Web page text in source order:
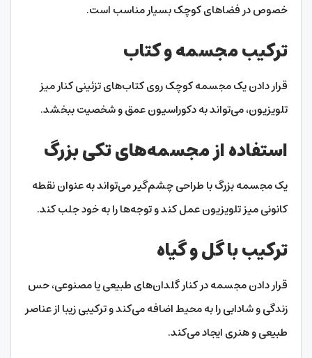
خصوص در فضاهای کوچک بسیار مناسب است.
ترکیب مجسمه و کتاب
قرار دادن یک مجسمه کوچک روی کتاب‌های تزئینی کنار میز
تلویزیون، می‌تواند به دکوراسیون عمق و شخصیت ببخشد.
استفاده از مجسمه‌های تکی بزرگ
یک مجسمه بزرگ با طراحی چشم‌گیر می‌تواند به عنوان نقطه
کانونی میز تلویزیون عمل کند و توجه‌ها را به خود جلب کند.
ترکیب با گل و گیاه
قرار دادن مجسمه در کنار گلدان‌های طبیعی یا مصنوعی، حس
زندگی و شادابی را به محیط اضافه می‌کند و ترکیبی زیبا از عناصر
طبیعی و هنری ایجاد می‌کند.